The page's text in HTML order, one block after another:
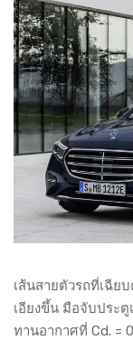
เส้นสายตัวรถที่เฉีย
เอียงขึ้น มือจับประ
ทานอากาศที่ Cd. =